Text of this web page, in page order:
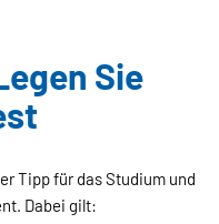
Sie
Tipp für das Studium und
Dabei gilt: